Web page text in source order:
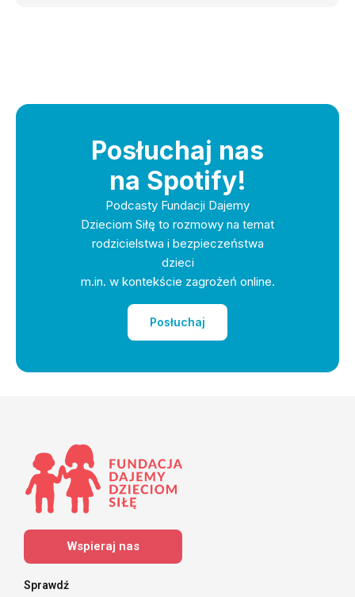
Posłuchaj nas
na Spotify!
Podcasty Fundacji Dajemy
Dzieciom Siłę to rozmowy na temat
rodzicielstwa i bezpieczeństwa
dzieci
m.in. w kontekście zagrożeń online.
Posłuchaj
Wspieraj nas
Sprawdź